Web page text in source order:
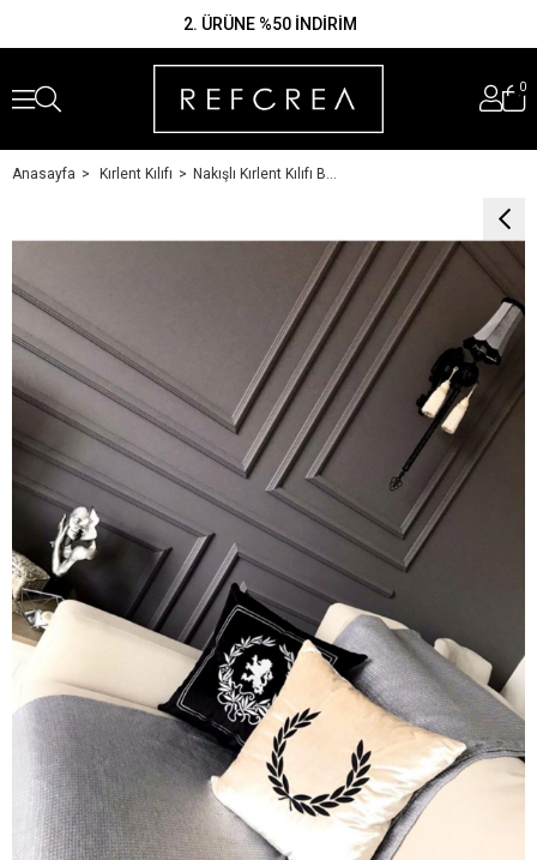
2. ÜRÜNE %50 İNDİRİM
0
Anasayfa Kırlent Kılıfı Nakışlı Kırlent Kılıfı Başak Ekru - Siyah